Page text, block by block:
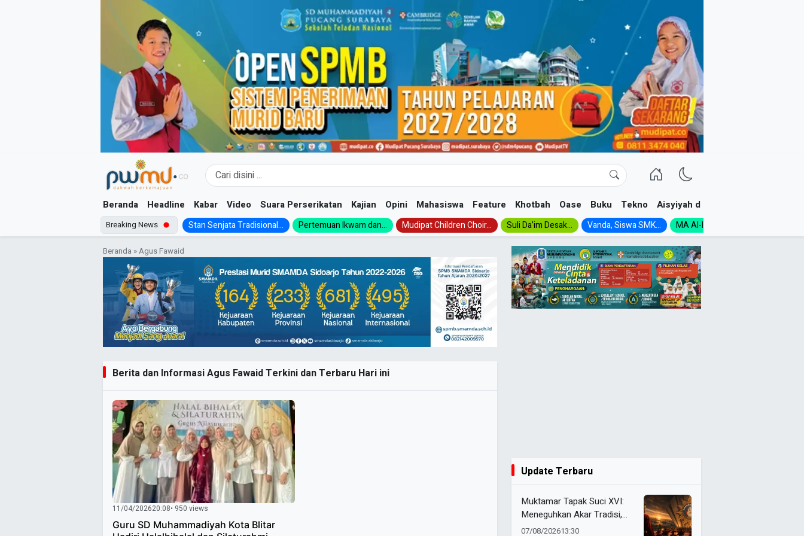
Beranda Headline Kabar Video Suara Perserikatan Kajian Opini Mahasiswa Feature Khotbah Oase Buku Tekno Aisyiyah dan NA
Breaking News Stan Senjata Tradisional... Pertemuan Ikwam dan... Mudipat Children Choir... Suli Da’im Desak... Vanda, Siswa SMK... MA Al-Ishlah Gelar...
Beranda »Agus Fawaid
Berita dan Informasi Agus Fawaid Terkini dan Terbaru Hari ini
11/04/202620:08• 950 views
Guru SD Muhammadiyah Kota Blitar
Update Terbaru
Muktamar Tapak Suci XVI:
Meneguhkan Akar Tradisi,
Menjemput Masa Depan
07/08/202613:30